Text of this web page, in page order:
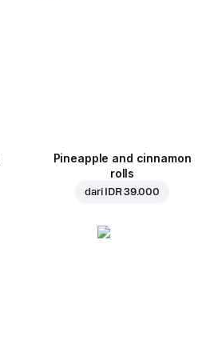
Pineapple and cinnamon
rolls
dari IDR 39.000